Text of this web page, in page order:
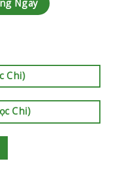
Ngay
Chi)
Chi)